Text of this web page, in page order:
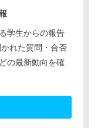
学生からの報告
れた質問・合否
の最新動向を確